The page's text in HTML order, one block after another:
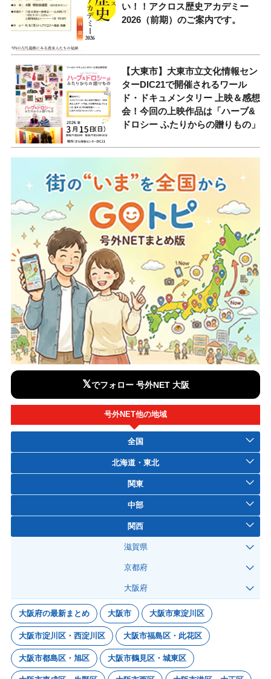
い！！アクロス歴史アカデミー
2026（前期）のご案内です。
【大東市】大東市立文化情報セン
ターDIC21で開催されるワール
ド・ドキュメンタリー 上映＆感想
会！今回の上映作品は「ハーブ&
ドロシー ふたりからの贈りもの」
𝕏でフォロー 号外NET 大阪
号外NET他の地域
全国
北海道・東北
関東
中部
関西
滋賀県
京都府
大阪府
大阪府の最新まとめ 大阪市 大阪市東淀川区
大阪市淀川区・西淀川区 大阪市福島区・此花区
大阪市都島区・旭区 大阪市鶴見区・城東区